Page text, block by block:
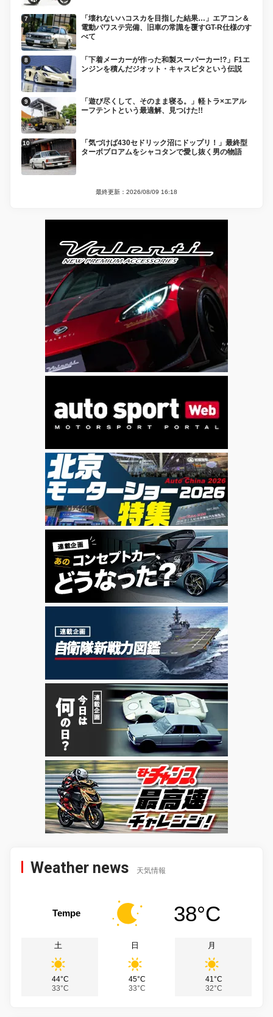
「壊れないハコスカを目指した結果…」エアコン＆
電動パワステ完備、旧車の常識を覆すGT-R仕様のす
べて
「下着メーカーが作った和製スーパーカー!?」F1エ
ンジンを積んだジオット・キャスピタという伝説
「遊び尽くして、そのまま寝る。」軽トラ×エアル
ーフテントという最適解、見つけた!!
「気づけば430セドリック沼にドップリ！」最終型
ターボブロアムをシャコタンで愛し抜く男の物語
最終更新：2026/08/09 16:18
Weather news 天気情報
Tempe 38°C
土
44°C
33°C
日
45°C
33°C
月
41°C
32°C